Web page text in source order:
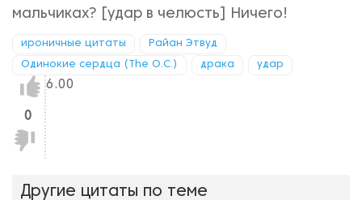
мальчиках? [удар в челюсть] Ничего!
ироничные цитаты Райан Этвуд
Одинокие сердца (The O.C.) драка удар
Нравится!
0
Не
нравится!
6.00
Другие цитаты по теме